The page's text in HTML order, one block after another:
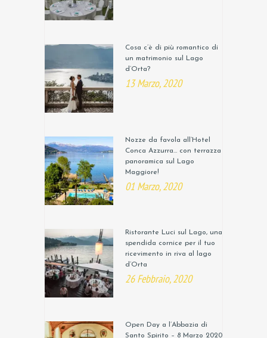
Cosa c’è di più romantico di
un matrimonio sul Lago
d’Orta?
13 Marzo, 2020
Nozze da favola all’Hotel
Conca Azzurra… con terrazza
panoramica sul Lago
Maggiore!
01 Marzo, 2020
Ristorante Luci sul Lago, una
spendida cornice per il tuo
ricevimento in riva al lago
d’Orta
26 Febbraio, 2020
Open Day a l’Abbazia di
Santo Spirito – 8 Marzo 2020